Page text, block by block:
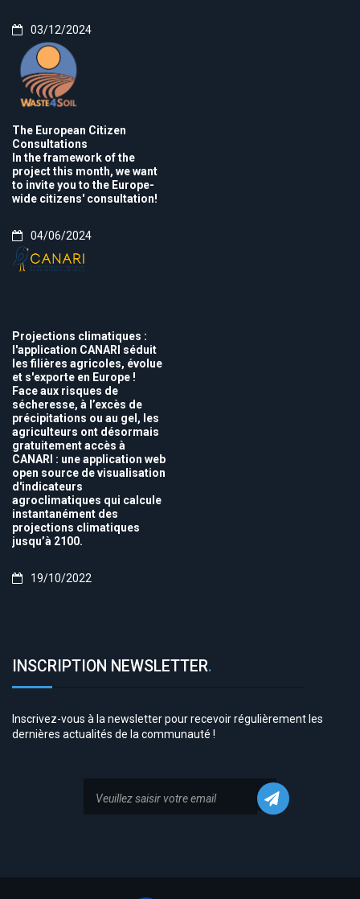
03/12/2024
The European Citizen
Consultations
In the framework of the
project this month, we want
to invite you to the Europe-
wide citizens' consultation!
04/06/2024
Projections climatiques :
l'application CANARI séduit
les filières agricoles, évolue
et s'exporte en Europe !
Face aux risques de
sécheresse, à l’excès de
précipitations ou au gel, les
agriculteurs ont désormais
gratuitement accès à
CANARI : une application web
open source de visualisation
d'indicateurs
agroclimatiques qui calcule
instantanément des
projections climatiques
jusqu’à 2100.
19/10/2022
INSCRIPTION NEWSLETTER.
Inscrivez-vous à la newsletter pour recevoir régulièrement les
dernières actualités de la communauté !